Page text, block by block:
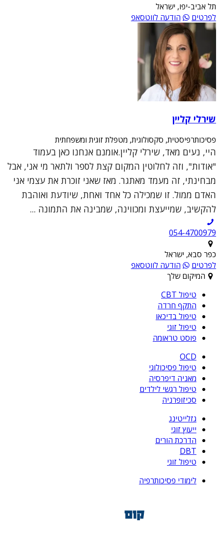
תל אביב-יפו, ישראל
לפרטים
הודעה לווטסאפ
שירלי קליין
פסיכותרפיסטית, סקסולוגית, מטפלת זוגית ומשפחתית
היי, נעים מאד, שירלי קליין.אומנם אנחנו כאן בעמוד
"אודות", וזה לחלוטין המקום קצת לספר ולתאר מי אני, אבל
מבחינתי, זה מעמד מאתגר. מאז שאני זוכרת את עצמי אני
האדם ממול. זו שמכילה כל אחד ואחת, שיודעת ואוהבת
להקשיב, שמייעצת ומכווינה, שמבינה את התמונה ...
054-4700979
כפר סבא, ישראל
לפרטים
הודעה לווטסאפ
המיקום שלך
טיפול CBT
התקף חרדה
טיפול בדיכאו
טיפול זוגי
פוסט טראומה
OCD
טיפול פסיכולוגי
מאניה דיפרסיה
טיפול רגשי לילדים
סכיזופרניה
גזלייטינג
ייעוץ זוגי
הדרכת הורים
DBT
טיפול זוגי
לימודי פסיכותרפיה